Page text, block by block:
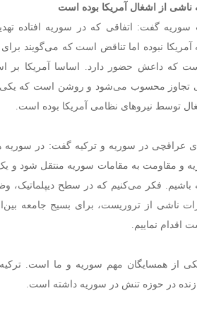
از اشغال آمریکا بوده است
گفت: اتفاقی که در سوریه افتاده
نبوده اما تناقض است که می‌گویند برای
که داعش حضور دارد. اساسا آمریکا بر
تجاوز محسوب می‌شود و روشن است که یکی
توسط نیروهای نظامی آمریکا بوده است.
عراقچی در سوریه و ترکیه گفت: در
و مقاومت به مقامات سوریه منتقل شود و
فکر می‌کنیم که در سطح دیپلماتیک،
از تروریست، برای بسیج جامعه
اقدام نماییم.
از همسایگان مهم سوریه و ما است. ترکیه
در حوزه تنش در سوریه داشته است.